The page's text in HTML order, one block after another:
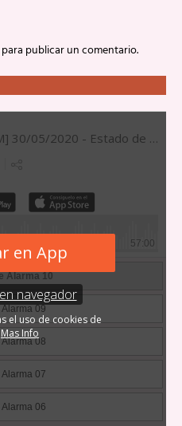
para publicar un comentario.